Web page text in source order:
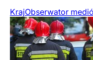
KrajObserwator